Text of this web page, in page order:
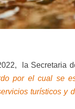
la Secretaria
por el cual se
turísticos y